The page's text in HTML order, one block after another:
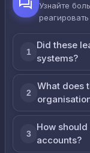
Узнайте
реагировать
1
Did these
systems?
2
What does
3
How
accounts?